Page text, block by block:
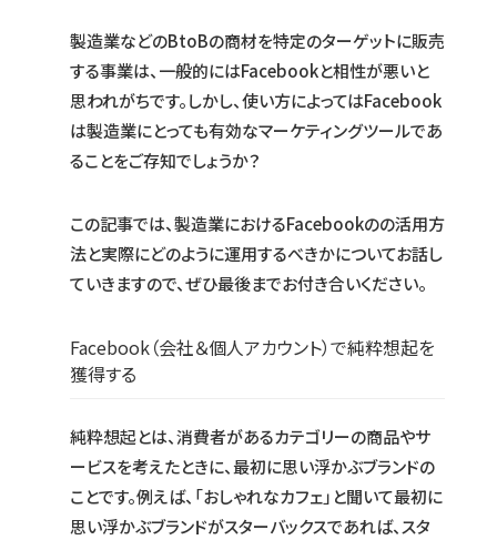
製造業などのBtoBの商材を特定のターゲットに販売
する事業は、一般的にはFacebookと相性が悪いと
思われがちです。しかし、使い方によってはFacebook
は製造業にとっても有効なマーケティングツールであ
ることをご存知でしょうか？
この記事では、製造業におけるFacebookのの活用方
法と実際にどのように運用するべきかについてお話し
ていきますので、ぜひ最後までお付き合いください。
Facebook（会社＆個人アカウント）で純粋想起を
獲得する
純粋想起とは、消費者があるカテゴリーの商品やサ
ービスを考えたときに、最初に思い浮かぶブランドの
ことです。例えば、「おしゃれなカフェ」と聞いて最初に
思い浮かぶブランドがスターバックスであれば、スタ